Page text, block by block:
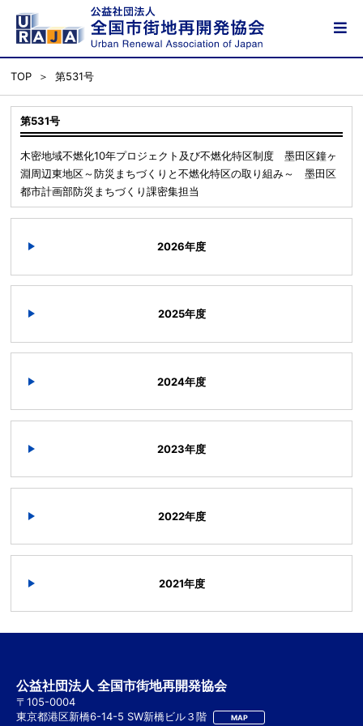
TOP 第531号
第531号
木密地域不燃化10年プロジェクト及び不燃化特区制度 墨田区鐘ヶ
淵周辺東地区～防災まちづくりと不燃化特区の取り組み～ 墨田区
都市計画部防災まちづくり課密集担当
2026年度
2025年度
2024年度
2023年度
2022年度
2021年度
公益社団法人 全国市街地再開発協会
〒105-0004
東京都港区新橋6-14-5 SW新橋ビル３階
MAP